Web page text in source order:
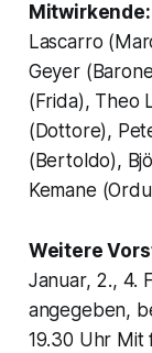
Mitwirkende:
Lascarro
Geyer
(Frida), Theo
(Dottore),
(Bertoldo),
Kemane
Weitere
Januar, 2., 4.
angegeben,
19.30 Uhr